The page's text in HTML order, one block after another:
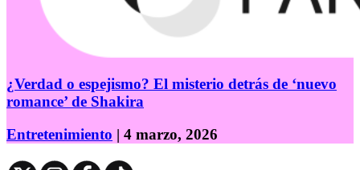
¿Verdad o espejismo? El misterio detrás de ‘nuevo
romance’ de Shakira
Entretenimiento | 4 marzo, 2026